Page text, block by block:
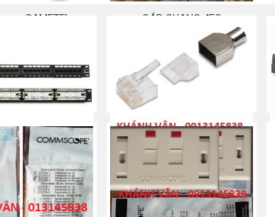
SAMETEL CÁP QUANG 4FO
Mua ngay
24 port CAT5e
Mua ngay
RJ45 Cat 6 – Plug/ jack/ Đầu
bấm/ Hạt mạng (3 mảnh)
Mua ngay